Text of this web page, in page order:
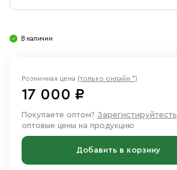
В наличии
Розничная цена (только онлайн *)
17 000 ₽
Покупаете оптом? Зарегистируйтесть
оптовые цены на продукцию
Добавить в корзину